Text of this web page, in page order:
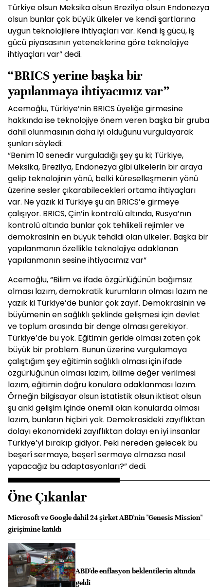
Türkiye olsun Meksika olsun Brezilya olsun Endonezya
olsun bunlar çok büyük ülkeler ve kendi şartlarına
uygun teknolojilere ihtiyaçları var. Kendi iş gücü, iş
gücü piyasasının yeteneklerine göre teknolojiye
ihtiyaçları var” dedi.
“BRICS yerine başka bir
yapılanmaya ihtiyacımız var”
Acemoğlu, Türkiye’nin BRICS üyeliğe girmesine
hakkında ise teknolojiye önem veren başka bir gruba
dahil olunmasının daha iyi olduğunu vurgulayarak
şunları söyledi:
“Benim 10 senedir vurguladığı şey şu ki; Türkiye,
Meksika, Brezilya, Endonezya gibi ülkelerin bir araya
gelip teknolojinin yönü, belki küreselleşmenin yönü
üzerine sesler çıkarabilecekleri ortama ihtiyaçları
var. Ne yazık ki Türkiye şu an BRICS’e girmeye
çalışıyor. BRICS, Çin’in kontrolü altında, Rusya’nın
kontrolü altında bunlar çok tehlikeli rejimler ve
demokrasinin en büyük tehdidi olan ülkeler. Başka bir
yapılanmanın özellikle teknolojiye odaklanan
yapılanmanın sesine ihtiyacımız var”
Acemoğlu, “Bilim ve ifade özgürlüğünün bağımsız
olması lazım, demokratik kurumların olması lazım ne
yazık ki Türkiye’de bunlar çok zayıf. Demokrasinin ve
büyümenin en sağlıklı şeklinde gelişmesi için devlet
ve toplum arasında bir denge olması gerekiyor.
Türkiye’de bu yok. Eğitimin geride olması zaten çok
büyük bir problem. Bunun üzerine vurgulamaya
çalıştığım şey eğitimin sağlıklı olması için ifade
özgürlüğünün olması lazım, bilime değer verilmesi
lazım, eğitimin doğru konulara odaklanması lazım.
Örneğin bilgisayar olsun istatistik olsun iktisat olsun
şu anki gelişim içinde önemli olan konularda olması
lazım, bunların hiçbiri yok. Demokrasideki zayıflıktan
dolayı ekonomideki zayıflıktan dolayı en iyi insanlar
Türkiye’yi bırakıp gidiyor. Peki nereden gelecek bu
beşerî sermaye, beşerî sermaye olmazsa nasıl
yapacağız bu adaptasyonları?” dedi.
Öne Çıkanlar
Microsoft ve Google dahil 24 şirket ABD'nin "Genesis Mission"
girişimine katıldı
ABD'de enflasyon beklentilerin altında
geldi